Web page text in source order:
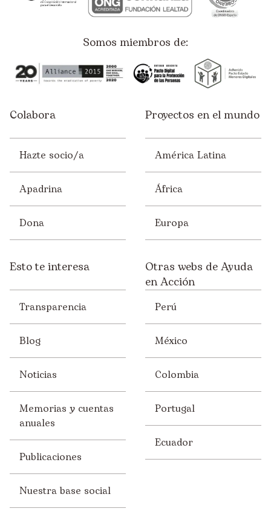
Somos miembros de:
Colabora
Hazte socio/a
Apadrina
Dona
Proyectos en el mundo
América Latina
África
Europa
Esto te interesa
Transparencia
Blog
Noticias
Memorias y cuentas
anuales
Publicaciones
Nuestra base social
Otras webs de Ayuda
en Acción
Perú
México
Colombia
Portugal
Ecuador